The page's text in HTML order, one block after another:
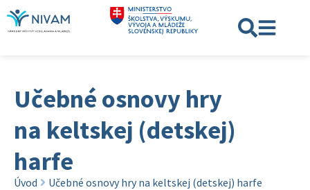
Učebné osnovy hry
na keltskej (detskej)
harfe
Úvod Učebné osnovy hry na keltskej (detskej) harfe